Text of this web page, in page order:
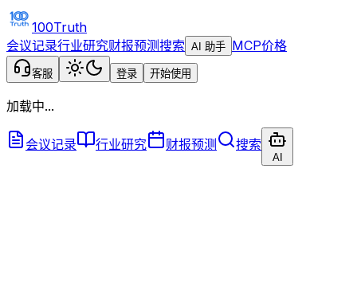
100Truth
会议记录行业研究财报预测搜索 AI 助手 MCP价格
客服 登录 开始使用
加载中...
会议记录 行业研究 财报预测 搜索
AI